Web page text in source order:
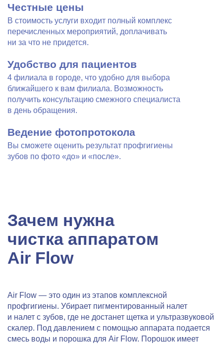
Честные цены
В стоимость услуги входит полный комплекс
перечисленных мероприятий, доплачивать
ни за что не придется.
Удобство для пациентов
4 филиала в городе, что удобно для выбора
ближайшего к вам филиала. Возможность
получить консультацию смежного специалиста
в день обращения.
Ведение фотопротокола
Вы сможете оценить результат профгигиены
зубов по фото «до» и «после».
Зачем нужна
чистка аппаратом
Air Flow
Air Flow — это один из этапов комплексной
профгигиены. Убирает пигментированный налет
и налет с зубов, где не достанет щетка и ультразвуковой
скалер. Под давлением с помощью аппарата подается
смесь воды и порошка для Air Flow. Порошок имеет